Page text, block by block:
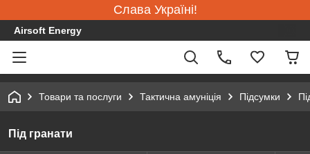
Слава Україні!
Airsoft Energy
Товари та послуги Тактична амуніція Підсумки
Під гранати